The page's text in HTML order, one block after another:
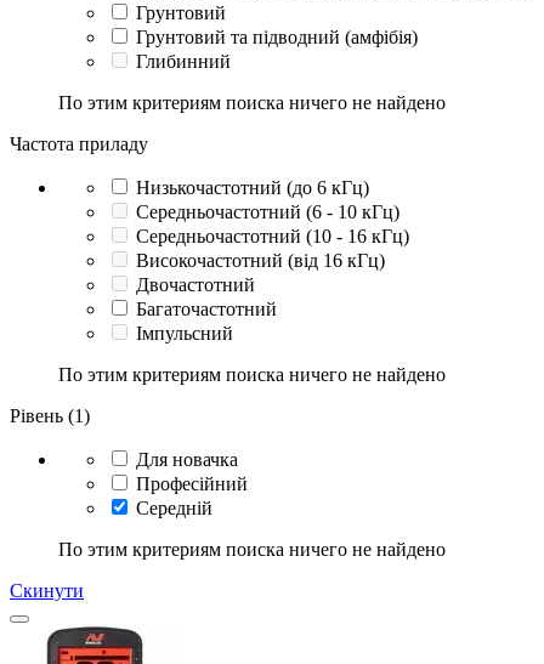
Грунтовий
Грунтовий та підводний (амфібія)
Глибинний
По этим критериям поиска ничего не найдено
Частота приладу
Низькочастотний (до 6 кГц)
Середньочастотний (6 - 10 кГц)
Середньочастотний (10 - 16 кГц)
Високочастотний (від 16 кГц)
Двочастотний
Багаточастотний
Імпульсний
По этим критериям поиска ничего не найдено
Рівень (1)
Для новачка
Професійний
Середній
По этим критериям поиска ничего не найдено
Скинути